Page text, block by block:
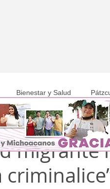
Bienestar y Salud
19
migrante
de lectura